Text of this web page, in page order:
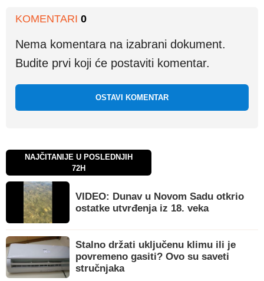
KOMENTARI 0
Nema komentara na izabrani dokument.
Budite prvi koji će postaviti komentar.
OSTAVI KOMENTAR
NAJČITANIJE U POSLEDNJIH
72H
VIDEO: Dunav u Novom Sadu otkrio
ostatke utvrđenja iz 18. veka
Stalno držati uključenu klimu ili je
povremeno gasiti? Ovo su saveti
stručnjaka